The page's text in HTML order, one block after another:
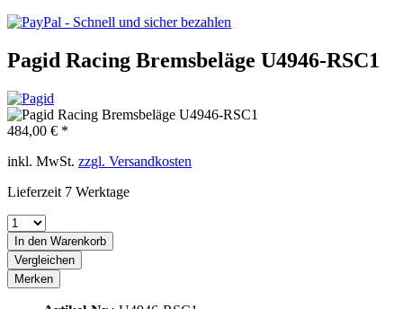
Pagid Racing Bremsbeläge U4946-RSC1
484,00 € *
inkl. MwSt. zzgl. Versandkosten
Lieferzeit 7 Werktage
In den Warenkorb
Vergleichen
Merken